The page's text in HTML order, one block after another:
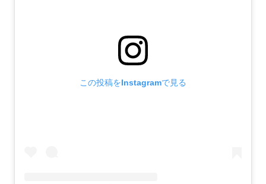
この投稿をInstagramで見る